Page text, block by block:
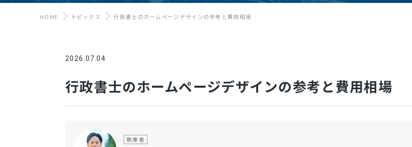
HOME トピックス 行政書士のホームページデザインの参考と費用相場
2026.07.04
行政書士のホームページデザインの参考と費用相場
執筆者